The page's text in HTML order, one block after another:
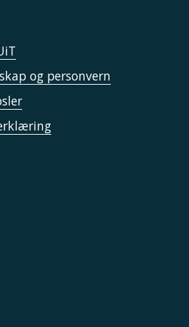
og personvern